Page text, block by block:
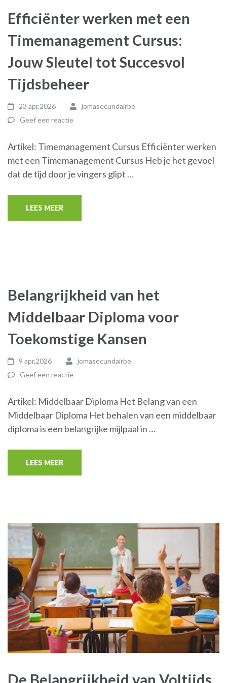
Efficiënter werken met een
Timemanagement Cursus:
Jouw Sleutel tot Succesvol
Tijdsbeheer
23 apr,2026
jomasecundairbe
Geef een reactie
Artikel: Timemanagement Cursus Efficiënter werken
met een Timemanagement Cursus Heb je het gevoel
dat de tijd door je vingers glipt …
LEES MEER
Belangrijkheid van het
Middelbaar Diploma voor
Toekomstige Kansen
9 apr,2026
jomasecundairbe
Geef een reactie
Artikel: Middelbaar Diploma Het Belang van een
Middelbaar Diploma Het behalen van een middelbaar
diploma is een belangrijke mijlpaal in …
LEES MEER
De Belangrijkheid van Voltijds